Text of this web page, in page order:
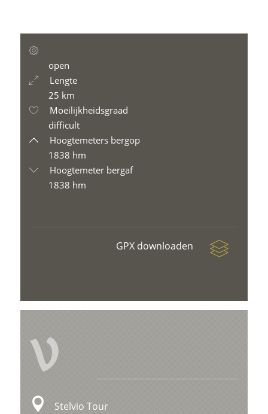
open
Lengte
25 km
Moeilijkheidsgraad
difficult
Hoogtemeters bergop
1838 hm
Hoogtemeter bergaf
1838 hm
GPX downloaden
V
Stelvio Tour